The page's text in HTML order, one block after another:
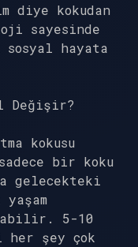
diye kokudan
sayesinde
sosyal hayata
Değişir?
kokusu
bir koku
gelecekteki
5-10
şey çok